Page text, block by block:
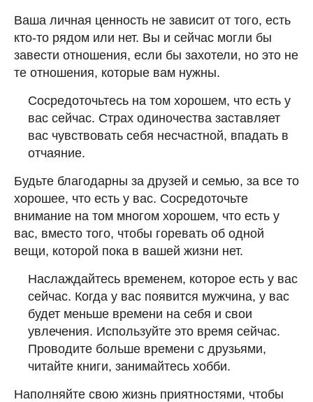
Ваша личная ценность не зависит от того, есть
кто-то рядом или нет. Вы и сейчас могли бы
завести отношения, если бы захотели, но это не
те отношения, которые вам нужны.
Сосредоточьтесь на том хорошем, что есть у
вас сейчас. Страх одиночества заставляет
вас чувствовать себя несчастной, впадать в
отчаяние.
Будьте благодарны за друзей и семью, за все то
хорошее, что есть у вас. Сосредоточьте
внимание на том многом хорошем, что есть у
вас, вместо того, чтобы горевать об одной
вещи, которой пока в вашей жизни нет.
Наслаждайтесь временем, которое есть у вас
сейчас. Когда у вас появится мужчина, у вас
будет меньше времени на себя и свои
увлечения. Используйте это время сейчас.
Проводите больше времени с друзьями,
читайте книги, занимайтесь хобби.
Наполняйте свою жизнь приятностями, чтобы